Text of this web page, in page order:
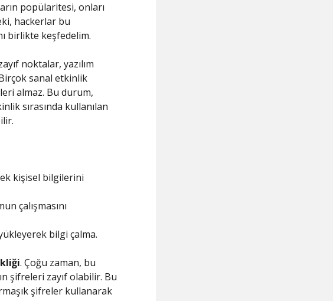
popülaritesi, onları
hackerlar bu
birlikte keşfedelim.
noktalar, yazılım
sanal etkinlik
almaz. Bu durum,
sırasında kullanılan
kişisel bilgilerini
çalışmasını
bilgi çalma.
. Çoğu zaman, bu
şifreleri zayıf olabilir. Bu
şifreler kullanarak